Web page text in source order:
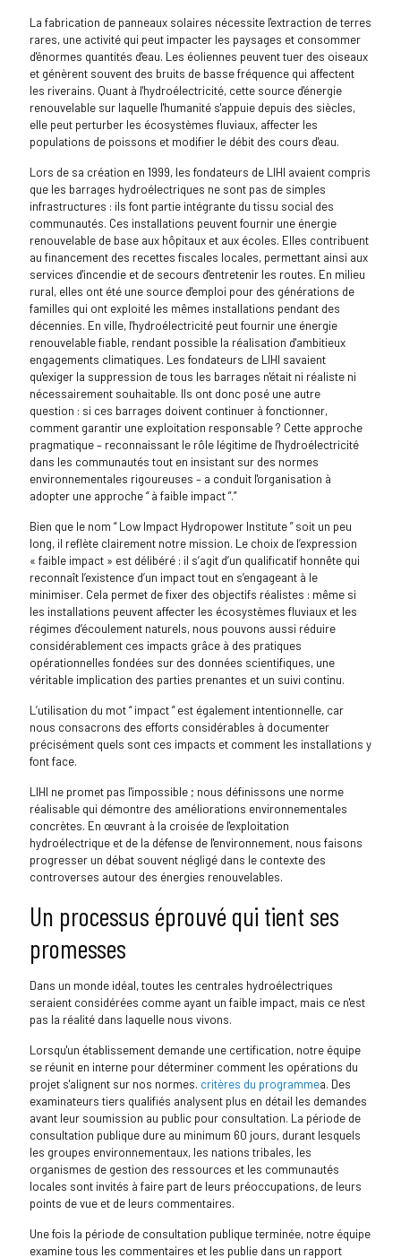
La fabrication de panneaux solaires nécessite l'extraction de terres
rares, une activité qui peut impacter les paysages et consommer
d'énormes quantités d'eau. Les éoliennes peuvent tuer des oiseaux
et génèrent souvent des bruits de basse fréquence qui affectent
les riverains. Quant à l'hydroélectricité, cette source d'énergie
renouvelable sur laquelle l'humanité s'appuie depuis des siècles,
elle peut perturber les écosystèmes fluviaux, affecter les
populations de poissons et modifier le débit des cours d'eau.
Lors de sa création en 1999, les fondateurs de LIHI avaient compris
que les barrages hydroélectriques ne sont pas de simples
infrastructures : ils font partie intégrante du tissu social des
communautés. Ces installations peuvent fournir une énergie
renouvelable de base aux hôpitaux et aux écoles. Elles contribuent
au financement des recettes fiscales locales, permettant ainsi aux
services d'incendie et de secours d'entretenir les routes. En milieu
rural, elles ont été une source d'emploi pour des générations de
familles qui ont exploité les mêmes installations pendant des
décennies. En ville, l'hydroélectricité peut fournir une énergie
renouvelable fiable, rendant possible la réalisation d'ambitieux
engagements climatiques. Les fondateurs de LIHI savaient
qu'exiger la suppression de tous les barrages n'était ni réaliste ni
nécessairement souhaitable. Ils ont donc posé une autre
question : si ces barrages doivent continuer à fonctionner,
comment garantir une exploitation responsable ? Cette approche
pragmatique – reconnaissant le rôle légitime de l'hydroélectricité
dans les communautés tout en insistant sur des normes
environnementales rigoureuses – a conduit l'organisation à
adopter une approche “ à faible impact ”.”
Bien que le nom “ Low Impact Hydropower Institute ” soit un peu
long, il reflète clairement notre mission. Le choix de l’expression
« faible impact » est délibéré : il s’agit d’un qualificatif honnête qui
reconnaît l’existence d’un impact tout en s’engageant à le
minimiser. Cela permet de fixer des objectifs réalistes : même si
les installations peuvent affecter les écosystèmes fluviaux et les
régimes d’écoulement naturels, nous pouvons aussi réduire
considérablement ces impacts grâce à des pratiques
opérationnelles fondées sur des données scientifiques, une
véritable implication des parties prenantes et un suivi continu.
L’utilisation du mot “ impact ” est également intentionnelle, car
nous consacrons des efforts considérables à documenter
précisément quels sont ces impacts et comment les installations y
font face.
LIHI ne promet pas l'impossible ; nous définissons une norme
réalisable qui démontre des améliorations environnementales
concrètes. En œuvrant à la croisée de l'exploitation
hydroélectrique et de la défense de l'environnement, nous faisons
progresser un débat souvent négligé dans le contexte des
controverses autour des énergies renouvelables.
Un processus éprouvé qui tient ses
promesses
Dans un monde idéal, toutes les centrales hydroélectriques
seraient considérées comme ayant un faible impact, mais ce n'est
pas la réalité dans laquelle nous vivons.
Lorsqu'un établissement demande une certification, notre équipe
se réunit en interne pour déterminer comment les opérations du
projet s'alignent sur nos normes. critères du programmea. Des
examinateurs tiers qualifiés analysent plus en détail les demandes
avant leur soumission au public pour consultation. La période de
consultation publique dure au minimum 60 jours, durant lesquels
les groupes environnementaux, les nations tribales, les
organismes de gestion des ressources et les communautés
locales sont invités à faire part de leurs préoccupations, de leurs
points de vue et de leurs commentaires.
Une fois la période de consultation publique terminée, notre équipe
examine tous les commentaires et les publie dans un rapport